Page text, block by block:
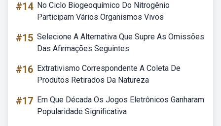
#14 No Ciclo Biogeoquímico Do Nitrogênio
Participam Vários Organismos Vivos
#15 Selecione A Alternativa Que Supre As Omissões
Das Afirmações Seguintes
#16 Extrativismo Correspondente A Coleta De
Produtos Retirados Da Natureza
#17 Em Que Década Os Jogos Eletrônicos Ganharam
Popularidade Significativa